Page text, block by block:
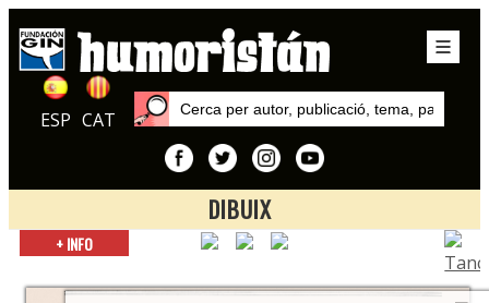
ESP CAT
DIBUIX
Inici
Lollam
+ INFO